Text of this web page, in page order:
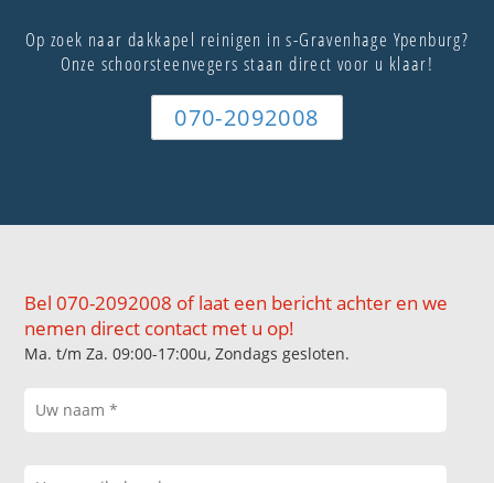
Op zoek naar dakkapel reinigen in s-Gravenhage Ypenburg?
Onze schoorsteenvegers staan direct voor u klaar!
070-2092008
Bel 070-2092008 of laat een bericht achter en we
nemen direct contact met u op!
Ma. t/m Za. 09:00-17:00u, Zondags gesloten.